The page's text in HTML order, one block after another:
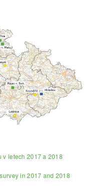
v letech 2017 a 2018
in 2017 and 2018